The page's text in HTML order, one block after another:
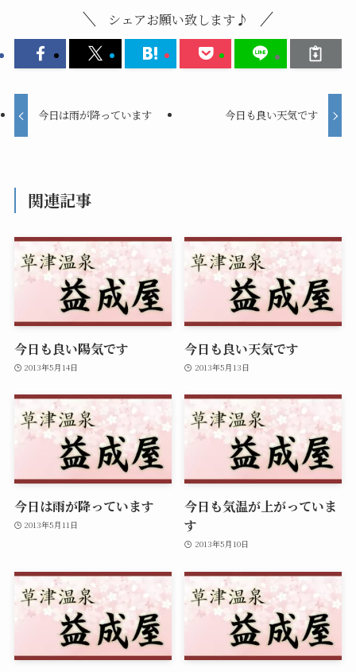
シェアお願い致します♪
今日は雨が降っています 今日も良い天気です
関連記事
今日も良い陽気です
2013年5月14日
今日も良い天気です
2013年5月13日
今日は雨が降っています
2013年5月11日
今日も気温が上がっていま
す
2013年5月10日